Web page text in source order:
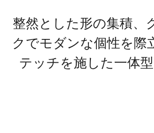
整然とした形の集積、
クでモダンな個性を際
テッチを施した一体型